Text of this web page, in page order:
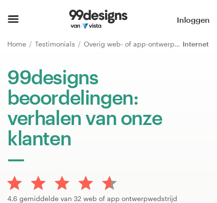
Inloggen
Home Testimonials Overig web- of app-ontwerp Internet
99designs
beoordelingen:
verhalen van onze
klanten
4,6 gemiddelde van 32 web of app ontwerpwedstrijd
Blader door categorieën
Hoe het werkt
Vind een designer
Inspiratie
99designs Pro
Ontwerpdiensten